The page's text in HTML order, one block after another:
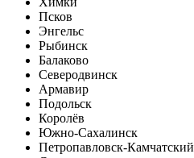
Псков
Энгельс
Рыбинск
Балаково
Северодвинск
Армавир
Подольск
Королёв
Южно-Сахалинск
Петропавловск-Камчатский